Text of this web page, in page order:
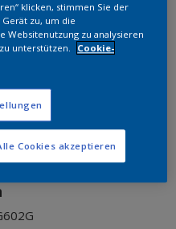
im Webshop
klicken, stimmen Sie der
zu, um die
Websitenutzung zu analysieren
unterstützen.
Cookie-
Cookies akzeptieren